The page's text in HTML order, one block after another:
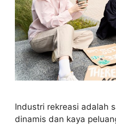
Industri rekreasi adalah
dinamis dan kaya